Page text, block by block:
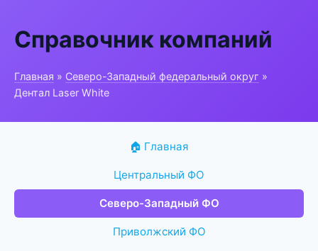
Справочник компаний
Главная » Северо-Западный федеральный округ »
Дентал Laser White
🏠 Главная
Центральный ФО
Северо-Западный ФО
Приволжский ФО